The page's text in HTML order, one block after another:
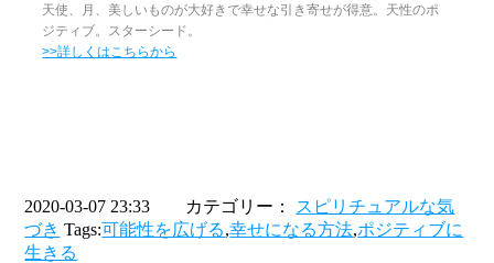
天使、月、美しいものが大好きで幸せな引き寄せが得意。天性のポ
ジティブ。スターシード。
>>詳しくはこちらから
2020-03-07 23:33 カテゴリー： スピリチュアルな気
づき Tags:可能性を広げる,幸せになる方法,ポジティブに
生きる